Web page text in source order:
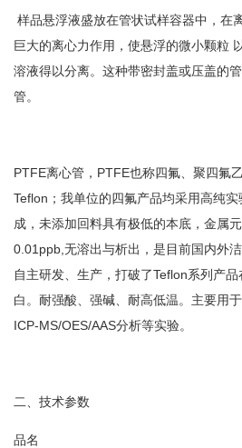
样品悬浮液盛放在管状试样容器中，在
巨大的离心力作用，使悬浮的微小颗粒
溶液得以分离。这种带密封盖或压盖的
管。
PTFE离心管，PTFE也称四氟、聚四氟
Teflon；我单位的四氟产品均采用高纯
成，未添加回料具有极低的本底，金属
0.01ppb,无溶出与析出，是目前国内外
自主研发、生产，打破了Teflon系列产
白。耐强酸、强碱、耐高低温。主要用
ICP-MS/OES/AAS分析等实验。
二、技术参数
品名